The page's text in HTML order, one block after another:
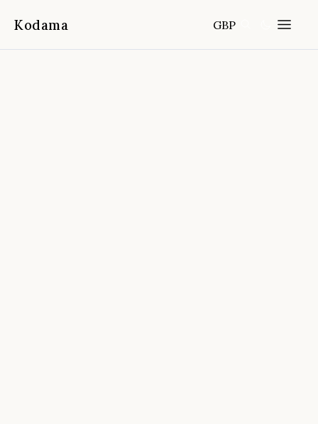
Kodama GBP